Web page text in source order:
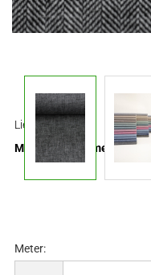
Lieferzeit:
Mindestbestellmenge:
Meter: